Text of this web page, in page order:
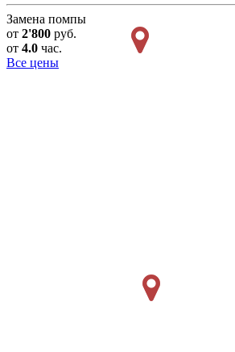
Замена помпы
от 2'800 руб.
от 4.0 час.
Все цены